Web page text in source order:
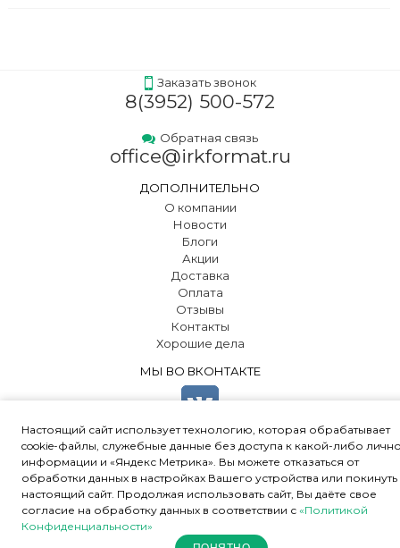
Заказать звонок
8(3952) 500-572
Обратная связь
office@irkformat.ru
ДОПОЛНИТЕЛЬНО
О компании
Новости
Блоги
Акции
Доставка
Оплата
Отзывы
Контакты
Хорошие дела
МЫ ВО ВКОНТАКТЕ
© 2000-2024 ООО "ПК «Ал-Юр» • Политика конфиденциальности •
Соглашение об обработке персональных данных •
Настоящий сайт использует технологию, которая обрабатывает
cookie-файлы, служебные данные без доступа к какой-либо
информации и «Яндекс Метрика». Вы можете отказаться от
обработки данных в настройках Вашего устройства или покинуть
настоящий сайт. Продолжая использовать сайт, Вы даёте свое
согласие на обработку данных в соответствии с «Политикой
Конфиденциальности»
Пользуясь нашим сайтом, вы
соглашаетесь с тем, что мы